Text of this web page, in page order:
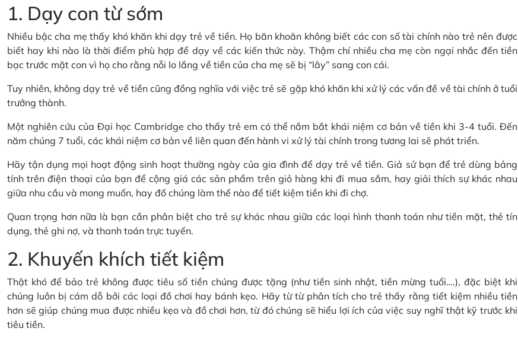
1. Dạy con từ sớm
Nhiều bậc cha mẹ thấy khó khăn khi dạy trẻ về tiền. Họ băn khoăn không biết các con số tài chính nào trẻ nên được
biết hay khi nào là thời điểm phù hợp để dạy về các kiến thức này. Thậm chí nhiều cha mẹ còn ngại nhắc đến tiền
bạc trước mặt con vì họ cho rằng nỗi lo lắng về tiền của cha mẹ sẽ bị “lây” sang con cái.
Tuy nhiên, không dạy trẻ về tiền cũng đồng nghĩa với việc trẻ sẽ gặp khó khăn khi xử lý các vấn đề về tài chính ở tuổi
trưởng thành.
Một nghiên cứu của Đại học Cambridge cho thấy trẻ em có thể nắm bắt khái niệm cơ bản về tiền khi 3-4 tuổi. Đến
năm chúng 7 tuổi, các khái niệm cơ bản về liên quan đến hành vi xử lý tài chính trong tương lai sẽ phát triển.
Hãy tận dụng mọi hoạt động sinh hoạt thường ngày của gia đình để dạy trẻ về tiền. Giả sử bạn để trẻ dùng bảng
tính trên điện thoại của bạn để cộng giá các sản phẩm trên giỏ hàng khi đi mua sắm, hay giải thích sự khác nhau
giữa nhu cầu và mong muốn, hay đố chúng làm thế nào để tiết kiệm tiền khi đi chợ.
Quan trọng hơn nữa là bạn cần phân biệt cho trẻ sự khác nhau giữa các loại hình thanh toán như tiền mặt, thẻ tín
dụng, thẻ ghi nợ, và thanh toán trực tuyến.
2. Khuyến khích tiết kiệm
Thật khó để bảo trẻ không được tiêu số tiền chúng được tặng (như tiền sinh nhật, tiền mừng tuổi….), đặc biệt khi
chúng luôn bị cám dỗ bởi các loại đồ chơi hay bánh kẹo. Hãy từ từ phân tích cho trẻ thấy rằng tiết kiệm nhiều tiền
hơn sẽ giúp chúng mua được nhiều kẹo và đồ chơi hơn, từ đó chúng sẽ hiểu lợi ích của việc suy nghĩ thật kỹ trước khi
tiêu tiền.